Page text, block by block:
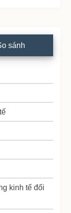
sánh
kinh tế đối